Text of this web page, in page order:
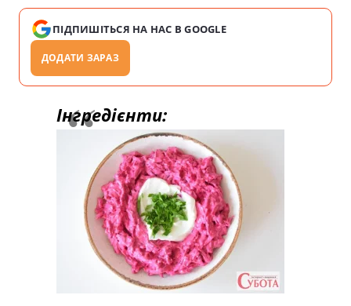
ПІДПИШІТЬСЯ НА НАС В GOOGLE
ДОДАТИ ЗАРАЗ
Інгредієнти: